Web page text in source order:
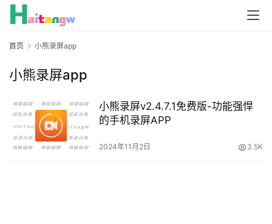
首页 小熊录屏app
小熊录屏app
小熊录屏v2.4.7.1免费版-功能强悍
的手机录屏APP
2024年11月2日 3.5K